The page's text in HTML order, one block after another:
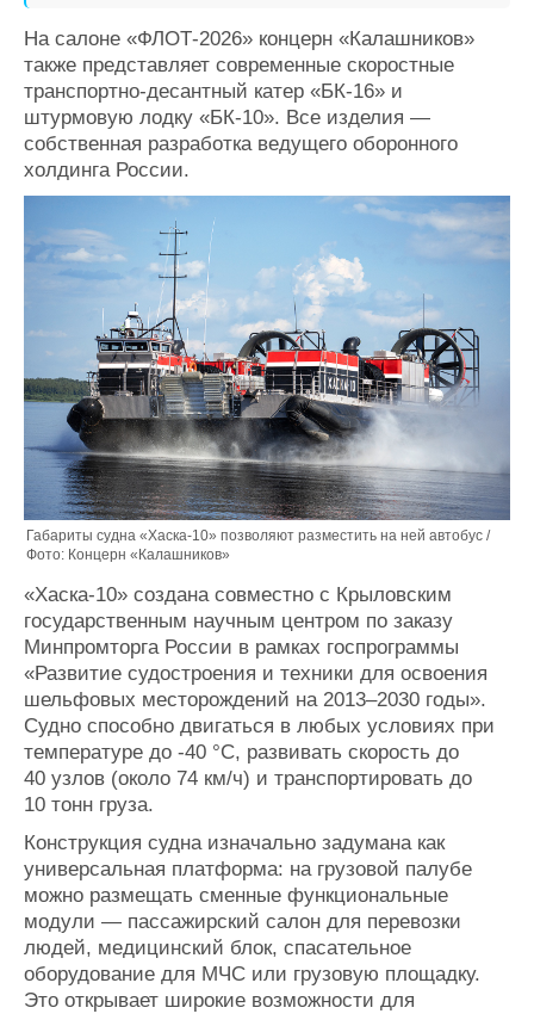
На салоне «ФЛОТ-2026» концерн «Калашников»
также представляет современные скоростные
транспортно-десантный катер «БК-16» и
штурмовую лодку «БК-10». Все изделия —
собственная разработка ведущего оборонного
холдинга России.
Габариты судна «Хаска-10» позволяют разместить на ней автобус /
Фото: Концерн «Калашников»
«Хаска-10» создана совместно с Крыловским
государственным научным центром по заказу
Минпромторга России в рамках госпрограммы
«Развитие судостроения и техники для освоения
шельфовых месторождений на 2013–2030 годы».
Судно способно двигаться в любых условиях при
температуре до -40 °С, развивать скорость до
40 узлов (около 74 км/ч) и транспортировать до
10 тонн груза.
Конструкция судна изначально задумана как
универсальная платформа: на грузовой палубе
можно размещать сменные функциональные
модули — пассажирский салон для перевозки
людей, медицинский блок, спасательное
оборудование для МЧС или грузовую площадку.
Это открывает широкие возможности для